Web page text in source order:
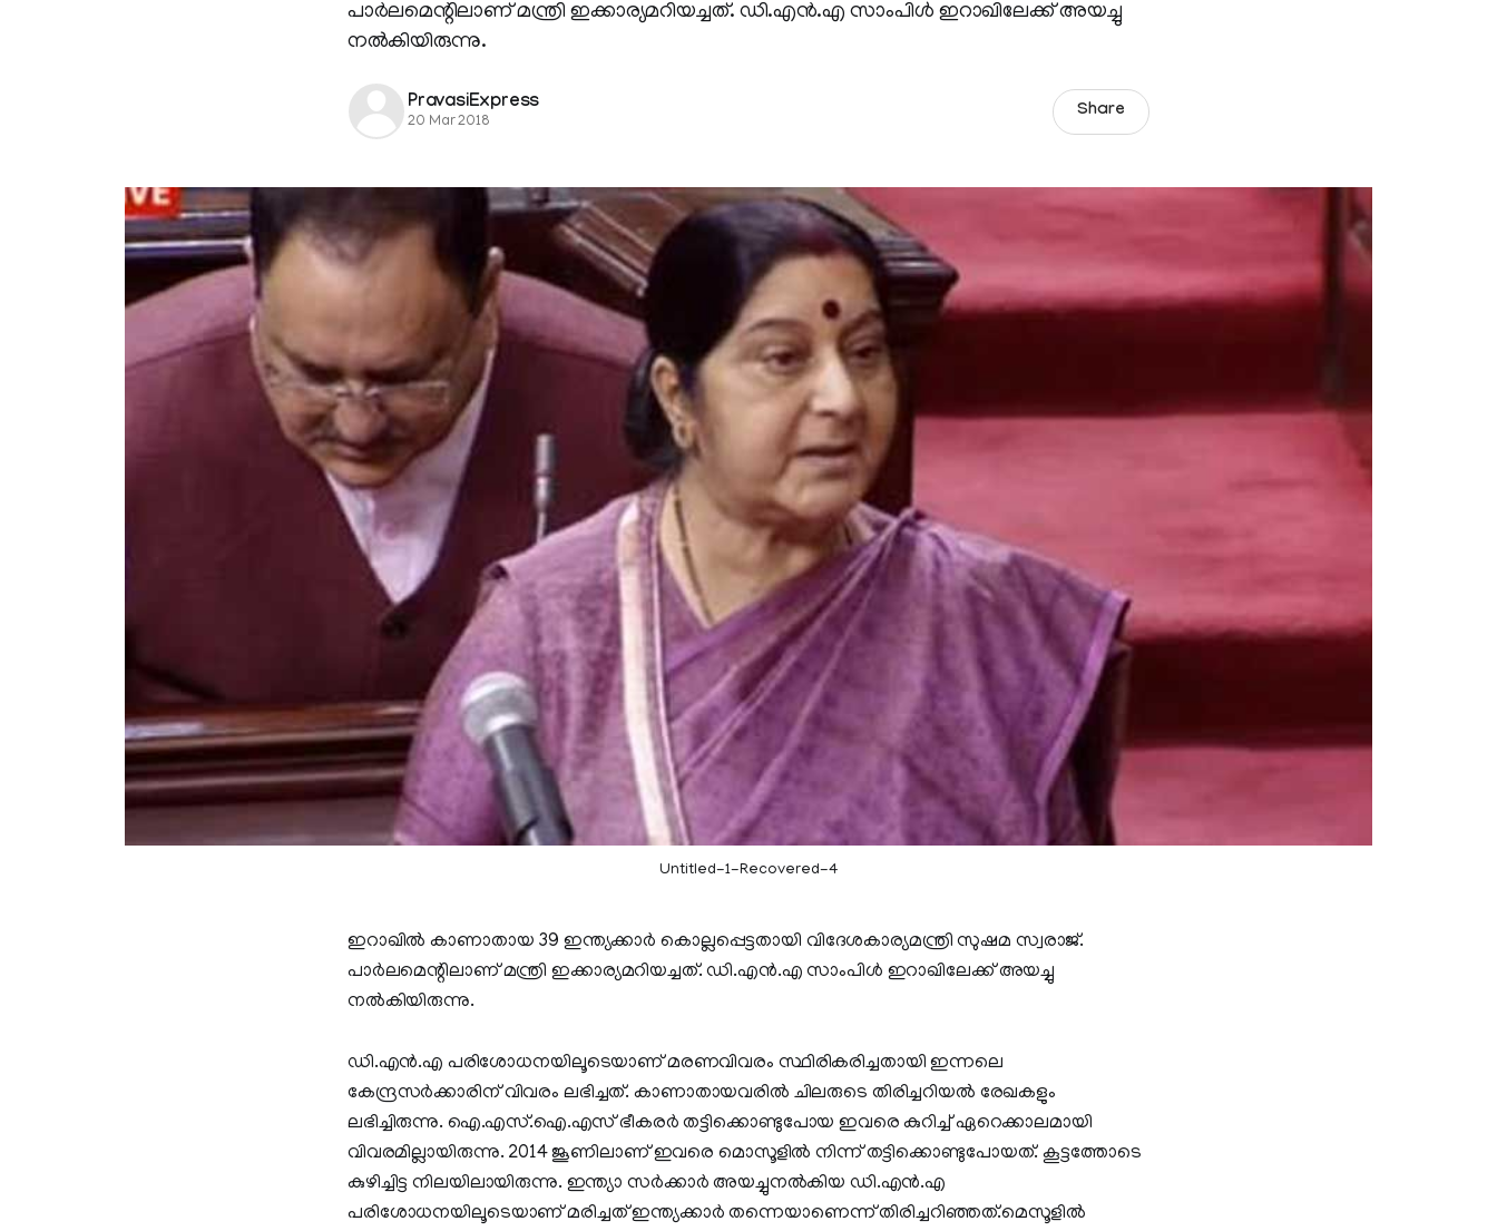
പാര്‍ലമെന്റിലാണ് മന്ത്രി ഇക്കാര്യമറിയച്ചത്. ഡി.എന്‍.എ സാംപിള്‍ ഇറാഖിലേക്ക് അയച്ചു
നല്‍കിയിരുന്നു.
PravasiExpress
20 Mar 2018
Share
Untitled-1-Recovered-4
ഇറാഖില്‍ കാണാതായ 39 ഇന്ത്യക്കാര്‍ കൊല്ലപ്പെട്ടതായി വിദേശകാര്യമന്ത്രി സുഷമ സ്വരാജ്.
പാര്‍ലമെന്റിലാണ് മന്ത്രി ഇക്കാര്യമറിയച്ചത്. ഡി.എന്‍.എ സാംപിള്‍ ഇറാഖിലേക്ക് അയച്ചു
നല്‍കിയിരുന്നു.
ഡി.എന്‍.എ പരിശോധനയിലൂടെയാണ് മരണവിവരം സ്ഥിരികരിച്ചതായി ഇന്നലെ
കേന്ദ്രസര്‍ക്കാരിന് വിവരം ലഭിച്ചത്. കാണാതായവരില്‍ ചിലരുടെ തിരിച്ചറിയല്‍ രേഖകളും
ലഭിച്ചിരുന്നു. ഐ.എസ്.ഐ.എസ് ഭീകരര്‍ തട്ടിക്കൊണ്ടുപോയ ഇവരെ കുറിച്ച് ഏറെക്കാലമായി
വിവരമില്ലായിരുന്നു. 2014 ജൂണിലാണ് ഇവരെ മൊസൂളില്‍ നിന്ന് തട്ടിക്കൊണ്ടുപോയത്. കൂട്ടത്തോടെ
കുഴിച്ചിട്ട നിലയിലായിരുന്നു. ഇന്ത്യാ സര്‍ക്കാര്‍ അയച്ചുനല്‍കിയ ഡി.എന്‍.എ
പരിശോധനയിലൂടെയാണ് മരിച്ചത് ഇന്ത്യക്കാര്‍ തന്നെയാണെന്ന് തിരിച്ചറിഞ്ഞത്.മെസൂളില്‍